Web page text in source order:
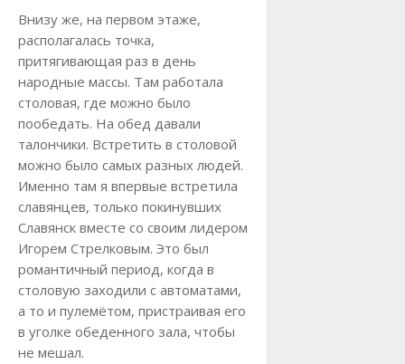
Внизу же, на первом этаже,
располагалась точка,
притягивающая раз в день
народные массы. Там работала
столовая, где можно было
пообедать. На обед давали
талончики. Встретить в столовой
можно было самых разных людей.
Именно там я впервые встретила
славянцев, только покинувших
Славянск вместе со своим лидером
Игорем Стрелковым. Это был
романтичный период, когда в
столовую заходили с автоматами,
а то и пулемётом, пристраивая его
в уголке обеденного зала, чтобы
не мешал.